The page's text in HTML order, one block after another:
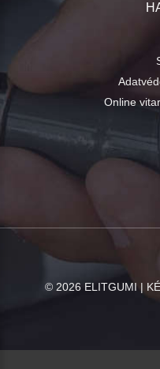
Online
© 2026 ELITGUMI |